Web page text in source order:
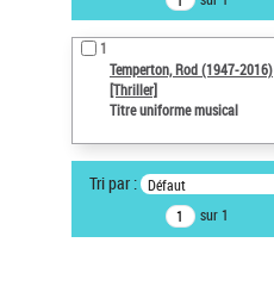
Œuvres liées à l'auteur :
Temperton, Rod (1947-2016)
Type de notice d'autorité
Type de notice d'autorité
1
Temperton, Rod (1947-2016)
[Thriller]
Titre uniforme musical
Tri par : Défaut
sur 1